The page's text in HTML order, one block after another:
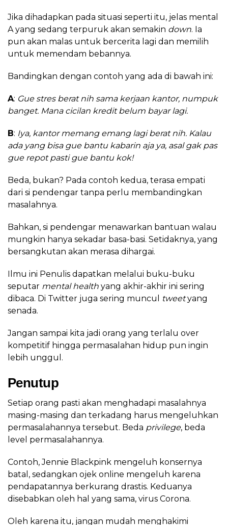
Jika dihadapkan pada situasi seperti itu, jelas mental
A yang sedang terpuruk akan semakin down. Ia
pun akan malas untuk bercerita lagi dan memilih
untuk memendam bebannya.
Bandingkan dengan contoh yang ada di bawah ini:
A: Gue stres berat nih sama kerjaan kantor, numpuk
banget. Mana cicilan kredit belum bayar lagi.
B: Iya, kantor memang emang lagi berat nih. Kalau
ada yang bisa gue bantu kabarin aja ya, asal gak pas
gue repot pasti gue bantu kok!
Beda, bukan? Pada contoh kedua, terasa empati
dari si pendengar tanpa perlu membandingkan
masalahnya.
Bahkan, si pendengar menawarkan bantuan walau
mungkin hanya sekadar basa-basi. Setidaknya, yang
bersangkutan akan merasa dihargai.
Ilmu ini Penulis dapatkan melalui buku-buku
seputar mental health yang akhir-akhir ini sering
dibaca. Di Twitter juga sering muncul
tweetyang
senada.
Jangan sampai kita jadi orang yang terlalu over
kompetitif hingga permasalahan hidup pun ingin
lebih unggul.
Penutup
Setiap orang pasti akan menghadapi masalahnya
masing-masing dan terkadang harus mengeluhkan
permasalahannya tersebut. Beda privilege, beda
level permasalahannya.
Contoh, Jennie Blackpink mengeluh konsernya
batal, sedangkan ojek online mengeluh karena
pendapatannya berkurang drastis. Keduanya
disebabkan oleh hal yang sama, virus Corona.
Oleh karena itu, jangan mudah menghakimi